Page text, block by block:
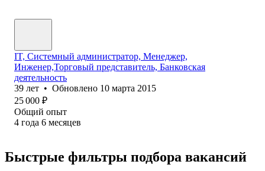
IT, Системный администратор, Менеджер,
Инженер,Торговый представитель, Банковская
деятельность
39 лет • Обновлено 10 марта 2015
25 000 ₽
Общий опыт
4 года 6 месяцев
Быстрые фильтры подбора вакансий